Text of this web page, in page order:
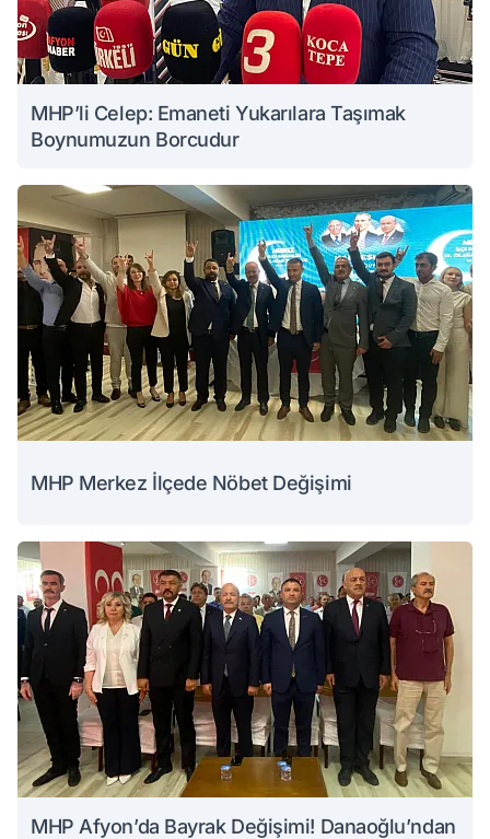
MHP’li Celep: Emaneti Yukarılara Taşımak
Boynumuzun Borcudur
MHP Merkez İlçede Nöbet Değişimi
MHP Afyon’da Bayrak Değişimi! Danaoğlu’ndan